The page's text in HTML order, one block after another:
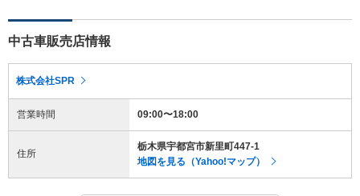
中古車販売店情報
株式会社SPR
営業時間 09:00〜18:00
住所
栃木県宇都宮市新里町447-1
地図を見る（Yahoo!マップ）